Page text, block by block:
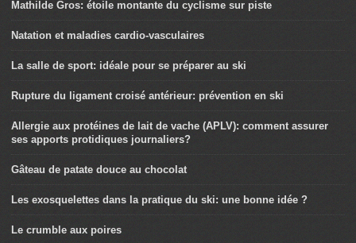
Mathilde Gros: étoile montante du cyclisme sur piste
Natation et maladies cardio-vasculaires
La salle de sport: idéale pour se préparer au ski
Rupture du ligament croisé antérieur: prévention en ski
Allergie aux protéines de lait de vache (APLV): comment assurer
ses apports protidiques journaliers?
Gâteau de patate douce au chocolat
Les exosquelettes dans la pratique du ski: une bonne idée ?
Le crumble aux poires